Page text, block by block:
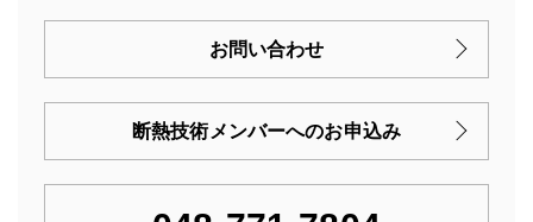
お問い合わせ
断熱技術メンバーへのお申込み